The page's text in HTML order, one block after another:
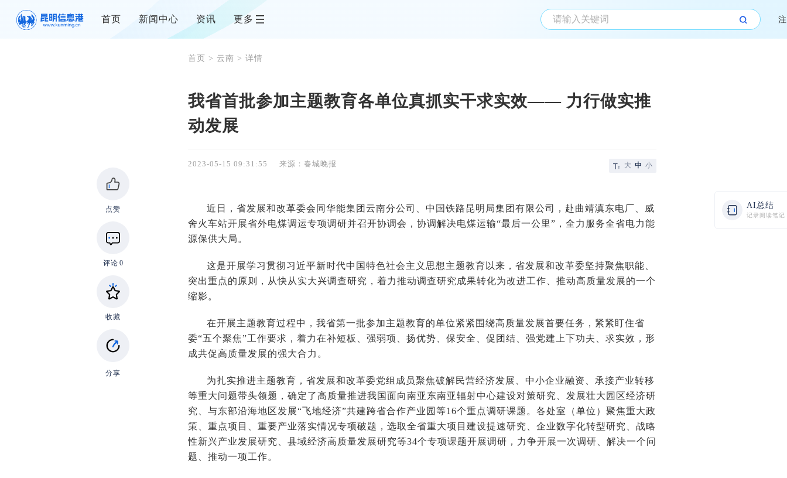
首页 新闻中心 资讯 更多
点赞
评论 0
收藏
分享
AI总结
记录阅读笔记
首页 > 云南 > 详情
我省首批参加主题教育各单位真抓实干求实效—— 力行做实推
动发展
2023-05-15 09:31:55 来源：春城晚报 大 中 小
近日，省发展和改革委会同华能集团云南分公司、中国铁路昆明局集团有限公司，赴曲靖滇东电厂、威
舍火车站开展省外电煤调运专项调研并召开协调会，协调解决电煤运输“最后一公里”，全力服务全省电力能
源保供大局。
这是开展学习贯彻习近平新时代中国特色社会主义思想主题教育以来，省发展和改革委坚持聚焦职能、
突出重点的原则，从快从实大兴调查研究，着力推动调查研究成果转化为改进工作、推动高质量发展的一个
缩影。
在开展主题教育过程中，我省第一批参加主题教育的单位紧紧围绕高质量发展首要任务，紧紧盯住省
委“五个聚焦”工作要求，着力在补短板、强弱项、扬优势、保安全、促团结、强党建上下功夫、求实效，形
成共促高质量发展的强大合力。
为扎实推进主题教育，省发展和改革委党组成员聚焦破解民营经济发展、中小企业融资、承接产业转移
等重大问题带头领题，确定了高质量推进我国面向南亚东南亚辐射中心建设对策研究、发展壮大园区经济研
究、与东部沿海地区发展“飞地经济”共建跨省合作产业园等16个重点调研课题。各处室（单位）聚焦重大政
策、重点项目、重要产业落实情况专项破题，选取全省重大项目建设提速研究、企业数字化转型研究、战略
性新兴产业发展研究、县域经济高质量发展研究等34个专项课题开展调研，力争开展一次调研、解决一个问
题、推动一项工作。